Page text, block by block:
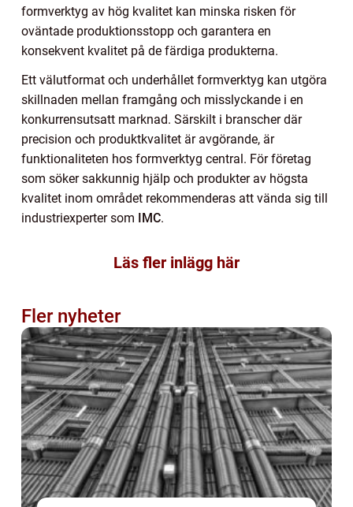
formverktyg av hög kvalitet kan minska risken för
oväntade produktionsstopp och garantera en
konsekvent kvalitet på de färdiga produkterna.
Ett välutformat och underhållet formverktyg kan utgöra
skillnaden mellan framgång och misslyckande i en
konkurrensutsatt marknad. Särskilt i branscher där
precision och produktkvalitet är avgörande, är
funktionaliteten hos formverktyg central. För företag
som söker sakkunnig hjälp och produkter av högsta
kvalitet inom området rekommenderas att vända sig till
industriexperter som IMC.
Läs fler inlägg här
Fler nyheter